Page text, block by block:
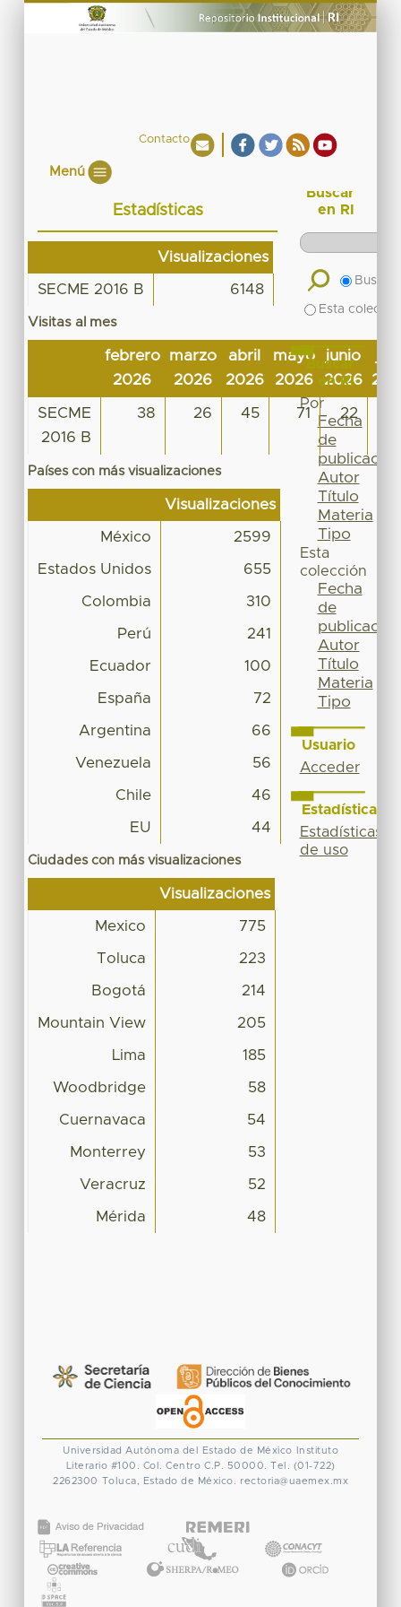
Contacto
Menú
Estadísticas
Visualizaciones
SECME 2016 B 6148
Visitas al mes
febrero
2026
marzo
2026
abril
2026
mayo
2026
junio
2026
SECME
2016 B
38 26 45 71 22
Países con más visualizaciones
Visualizaciones
México 2599
Estados Unidos 655
Colombia 310
Perú 241
Ecuador 100
España 72
Argentina 66
Venezuela 56
Chile 46
EU 44
Ciudades con más visualizaciones
Visualizaciones
Mexico 775
Toluca 223
Bogotá 214
Mountain View 205
Lima 185
Woodbridge 58
Cuernavaca 54
Monterrey 53
Veracruz 52
Mérida 48
Buscar
en RI
Buscar
Esta
Buscar
en RI
Por
Fecha
de
publicación
Autor
Título
Materia
Tipo
Esta
colección
Fecha
de
publicación
Autor
Título
Materia
Tipo
Usuario
Acceder
Estadísticas
Estadísticas
de uso
Universidad Autónoma del Estado de México
Instituto
Literario #100. Col. Centro C.P. 50000. Tel. (01-722)
2262300 Toluca, Estado de México. rectoria@uaemex.mx